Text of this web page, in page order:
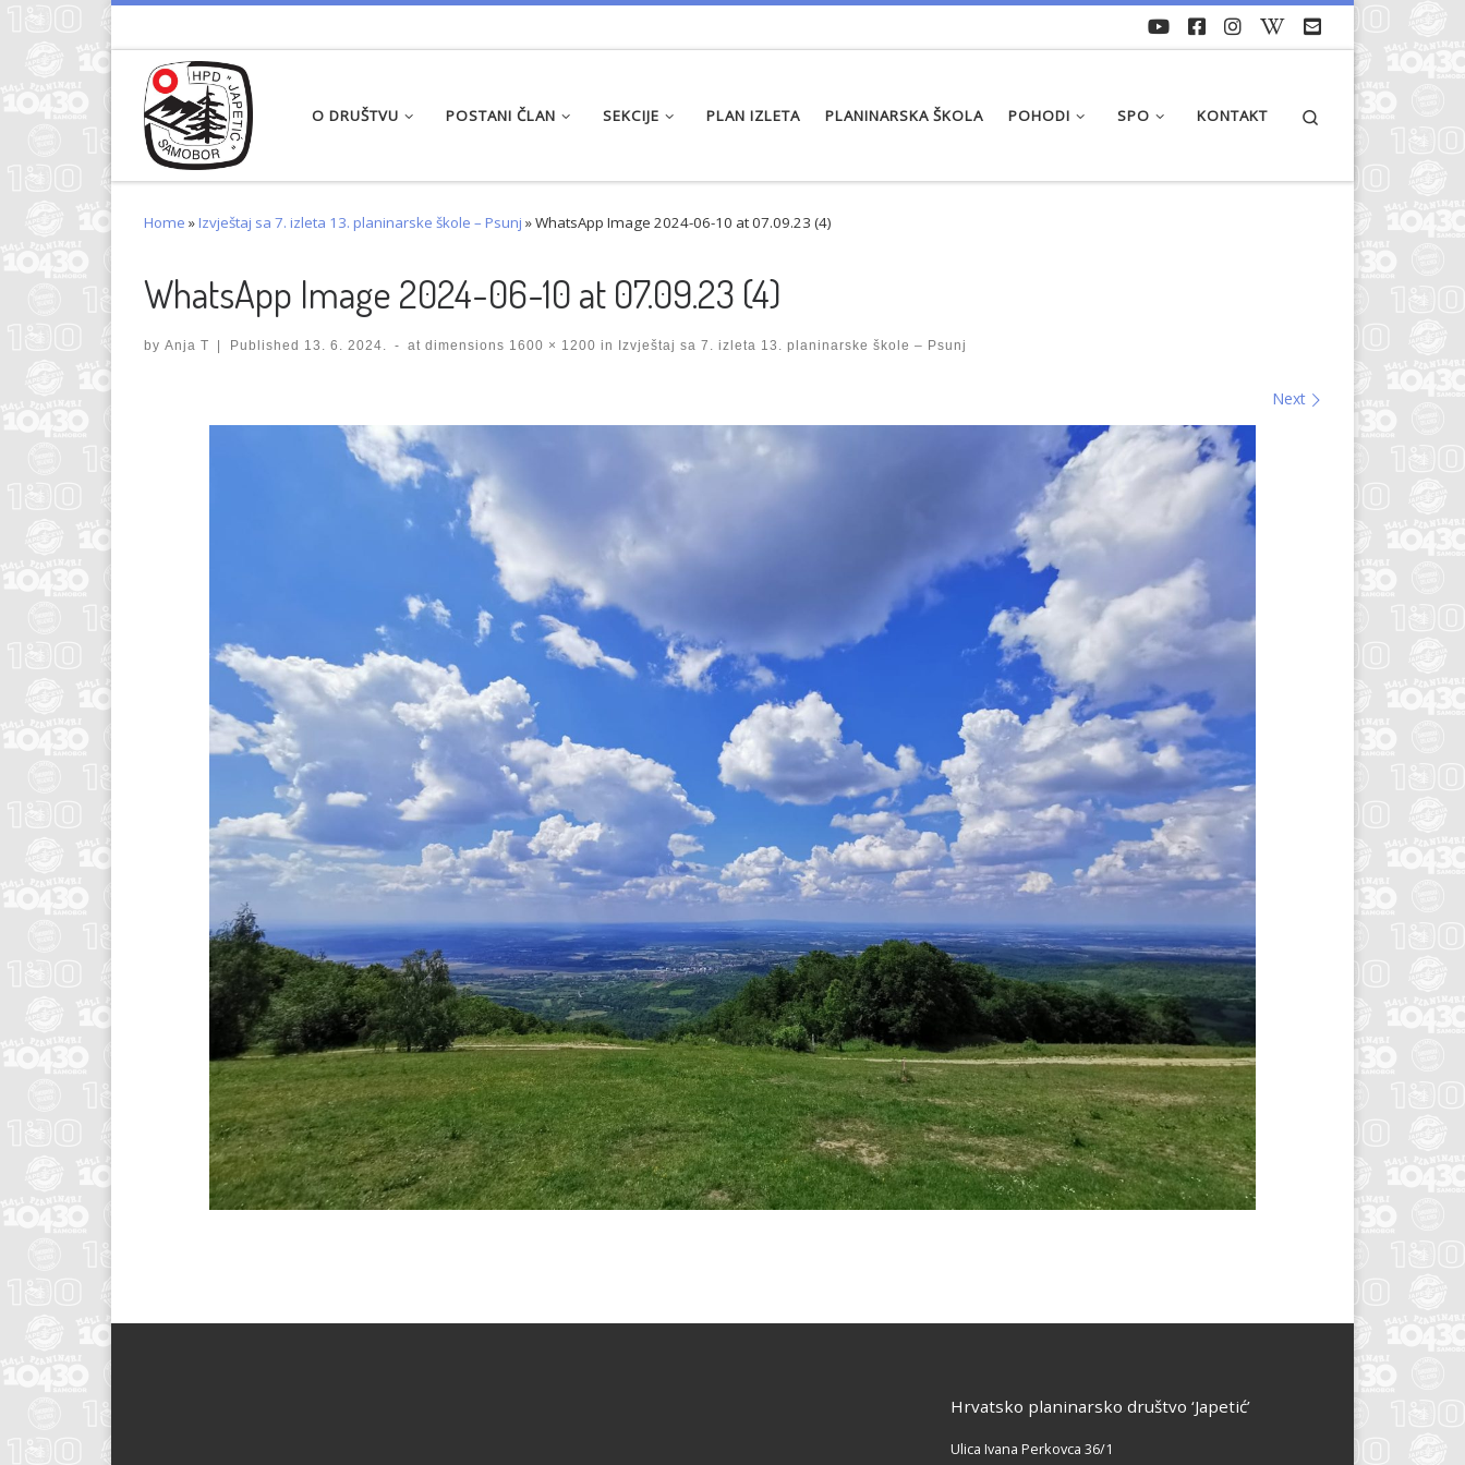
O DRUŠTVU POSTANI ČLAN SEKCIJE PLAN IZLETA PLANINARSKA ŠKOLA POHODI SPO KONTAKT
Home »Izvještaj sa 7. izleta 13. planinarske škole – Psunj »WhatsApp Image 2024-06-10 at 07.09.23 (4)
WhatsApp Image 2024-06-10 at 07.09.23 (4)
by Anja T | Published 13. 6. 2024. - at dimensions 1600 × 1200 in Izvještaj sa 7. izleta 13. planinarske škole – Psunj
Next
Hrvatsko planinarsko društvo ‘Japetić’
Ulica Ivana Perkovca 36/1